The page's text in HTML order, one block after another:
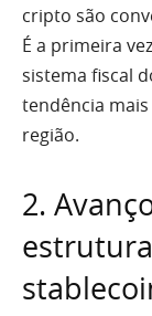
cripto são
É a primeira
sistema fiscal
tendência
região.
2.